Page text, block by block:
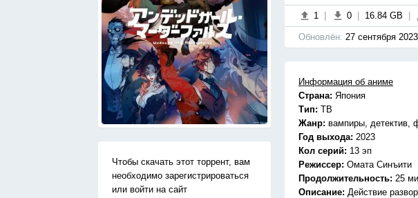
Чтобы скачать этот торрент, вам
необходимо зарегистрироваться
или войти на сайт
1 0 16.84 GB
Обновлён: 27 сентября
Информация об аниме
Страна: Япония
Тип: ТВ
Жанр: вампиры, детектив,
Год выхода: 2023
Кол серий: 13 эп
Режиссер: Омата Синъити
Продолжительность: 25
Описание: Действие